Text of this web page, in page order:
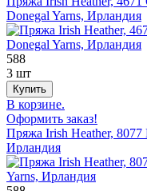
Donegal Yarns, Ирландия
588
3 шт
В корзине.
Оформить заказ!
Пряжа Irish Heather, 8077
Ирландия